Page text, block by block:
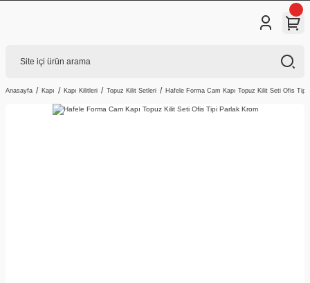
Anasayfa Kapı Kapı Kilitleri Topuz Kilit Setleri Hafele Forma Cam Kapı Topuz Kilit Seti Ofis Tipi